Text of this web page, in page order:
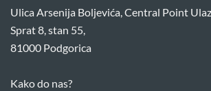
Ulica Arsenija Boljevića, Central Point
Sprat 8, stan 55,
81000 Podgorica
Kako do nas?